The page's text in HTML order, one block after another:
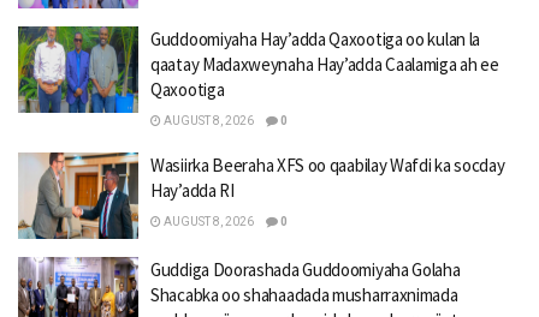
Guddoomiyaha Hay’adda Qaxootiga oo kulan la
qaatay Madaxweynaha Hay’adda Caalamiga ah ee
Qaxootiga
AUGUST 8, 2026 0
Wasiirka Beeraha XFS oo qaabilay Wafdi ka socday
Hay’adda RI
AUGUST 8, 2026 0
Guddiga Doorashada Guddoomiyaha Golaha
Shacabka oo shahaadada musharraxnimada